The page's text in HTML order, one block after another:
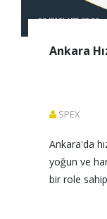
Ankara
SPEX
Ankara'da
yoğun ve
bir role